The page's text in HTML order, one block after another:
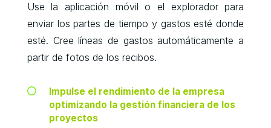
Use la aplicación móvil o el explorador para
enviar los partes de tiempo y gastos esté donde
esté. Cree líneas de gastos automáticamente a
partir de fotos de los recibos.
Impulse el rendimiento de la empresa
optimizando la gestión financiera de los
proyectos